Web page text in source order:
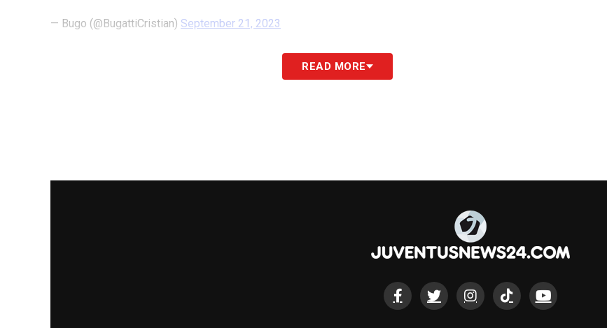
— Bugo (@BugattiCristian) September 21, 2023
Ho visto l’intervista integrale a Bonucci. Ho visto un uomo ferito e
orgoglioso, anche troppo. E spaventato. Mi ha ricordato l’intervista in Tv che fece
READ MORE